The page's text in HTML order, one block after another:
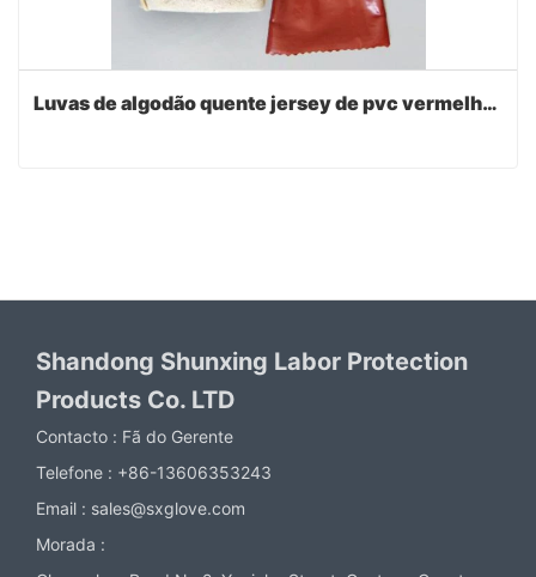
Luvas de algodão quente jersey de pvc vermelho escuro
Shandong Shunxing Labor Protection
Products Co. LTD
Contacto : Fã do Gerente
Telefone : +86-13606353243
Email : sales@sxglove.com
Morada :